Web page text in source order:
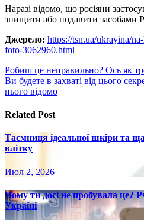
Наразі відомо, що росіяни
знищити або подавити засобами
Джерело: https://tsn.ua/ukrayina/
foto-3062960.html
Навигация
по
Робиш це неправильно? Ось як
Ви будете в захваті від цього
нього відомо
Related Post
Таємниця ідеальної шкіри та
влітку
Июл 2, 2026
Чому ти досі не пробувала це?
Україні